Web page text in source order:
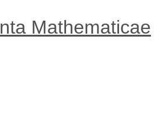
Mathematicae